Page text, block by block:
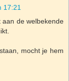
17:21
aan de welbekende
mocht je hem